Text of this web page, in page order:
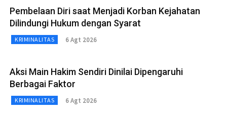
Pembelaan Diri saat Menjadi Korban Kejahatan
Dilindungi Hukum dengan Syarat
KRIMINALITAS 6 Agt 2026
Aksi Main Hakim Sendiri Dinilai Dipengaruhi
Berbagai Faktor
KRIMINALITAS 6 Agt 2026